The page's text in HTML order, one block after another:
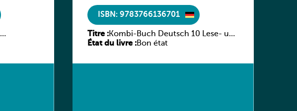
ISBN: 9783766136701
Titre :Kombi-Buch Deutsch 10 Lese- und
Sprachbuch
État du livre :Bon état